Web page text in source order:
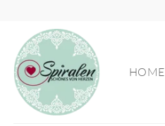
springen
HOME